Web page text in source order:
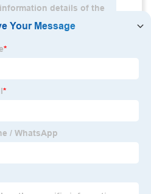
Productos